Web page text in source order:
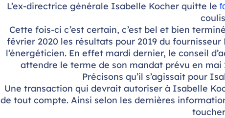
L’ex-directrice générale Isabelle Kocher quitte le
Cette fois-ci c’est certain, c’est bel et bien
février 2020 les résultats pour 2019 du
l’énergéticien. En effet mardi dernier, le conseil
attendre le terme de son mandat prévu en
Précisons qu’il s’agissait pour
Une transaction qui devrait autoriser à Isabelle
de tout compte. Ainsi selon les dernières